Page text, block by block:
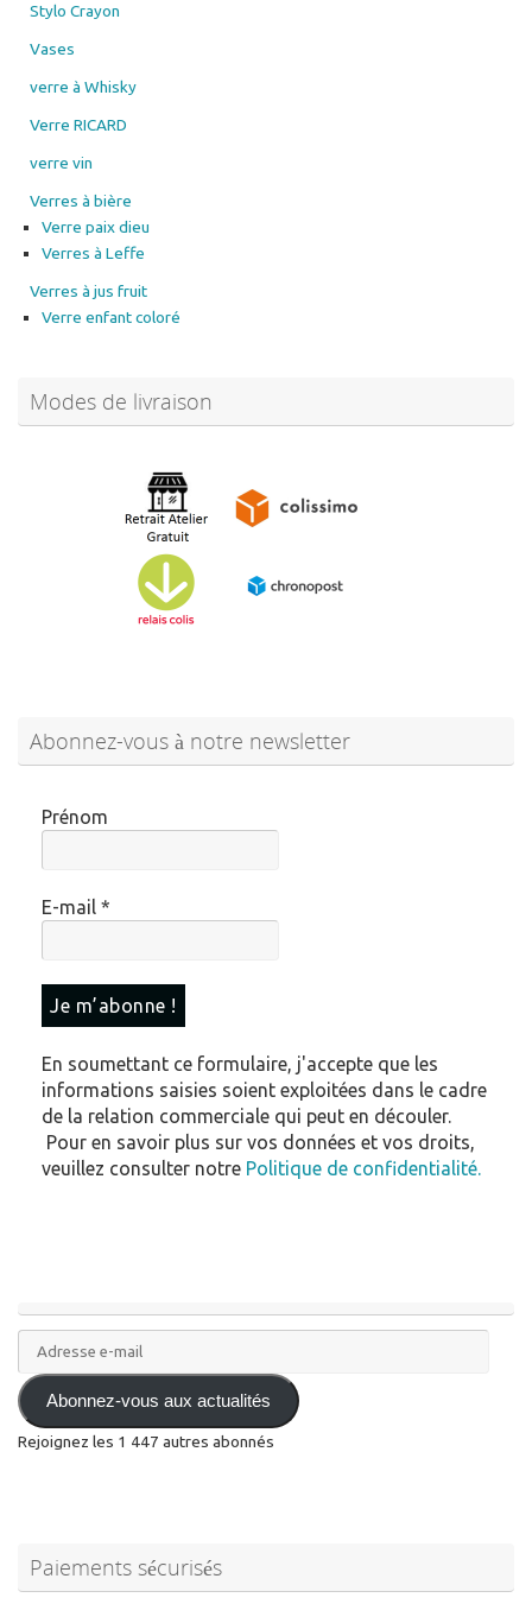
Stylo Crayon
Vases
verre à Whisky
Verre RICARD
verre vin
Verres à bière
Verre paix dieu
Verres à Leffe
Verres à jus fruit
Verre enfant coloré
Modes de livraison
Abonnez-vous à notre newsletter
Prénom
E-mail *
En soumettant ce formulaire, j'accepte que les
informations saisies soient exploitées dans le cadre
de la relation commerciale qui peut en découler.
Pour en savoir plus sur vos données et vos droits,
veuillez consulter notre Politique de confidentialité.
Adresse
e-
mail Abonnez-vous aux actualités
Rejoignez les 1 447 autres abonnés
Paiements sécurisés